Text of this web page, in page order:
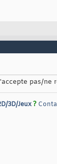
pas/ne
3D/Jeux?